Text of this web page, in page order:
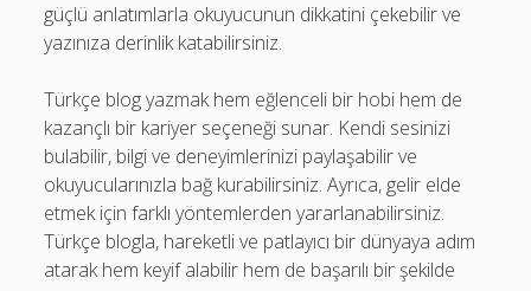
güçlü anlatımlarla okuyucunun dikkatini çekebilir ve
yazınıza derinlik katabilirsiniz.
Türkçe blog yazmak hem eğlenceli bir hobi hem de
kazançlı bir kariyer seçeneği sunar. Kendi sesinizi
bulabilir, bilgi ve deneyimlerinizi paylaşabilir ve
okuyucularınızla bağ kurabilirsiniz. Ayrıca, gelir elde
etmek için farklı yöntemlerden yararlanabilirsiniz.
Türkçe blogla, hareketli ve patlayıcı bir dünyaya adım
atarak hem keyif alabilir hem de başarılı bir şekilde